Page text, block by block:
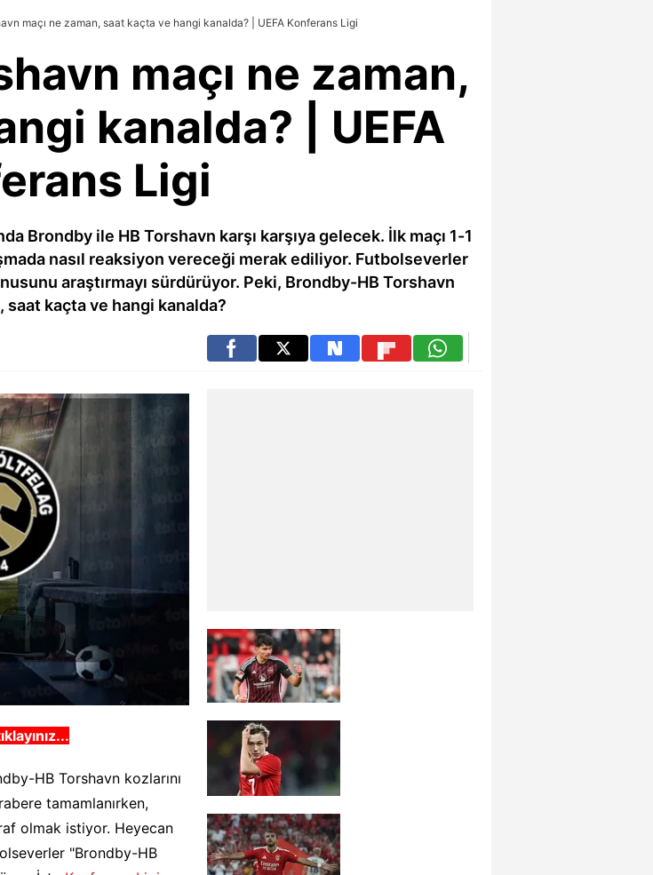
maçı ne zaman, saat kaçta ve hangi kanalda? | UEFA Konferans Ligi
maçı ne zaman,
kanalda? | UEFA
Ligi
Brondby ile HB Torshavn karşı karşıya gelecek. İlk maçı 1-1
nasıl reaksiyon vereceği merak ediliyor. Futbolseverler
araştırmayı sürdürüyor. Peki, Brondby-HB Torshavn
saat kaçta ve hangi kanalda?
HB Torshavn kozlarını
tamamlanırken,
olmak istiyor. Heyecan
"Brondby-HB